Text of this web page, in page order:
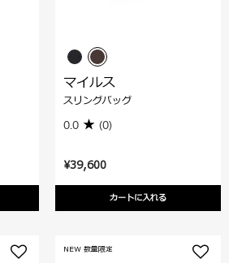
¥39,600
カートに入れる
マイルス
スリングバッグ
0.0 (0)
NEW 数量限定